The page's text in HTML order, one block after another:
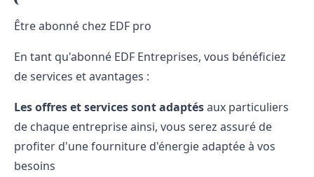
Être abonné chez EDF pro
En tant qu'abonné EDF Entreprises, vous bénéficiez
de services et avantages :
Les offres et services sont adaptésaux particuliers
de chaque entreprise ainsi, vous serez assuré de
profiter d'une fourniture d'énergie adaptée à vos
besoins